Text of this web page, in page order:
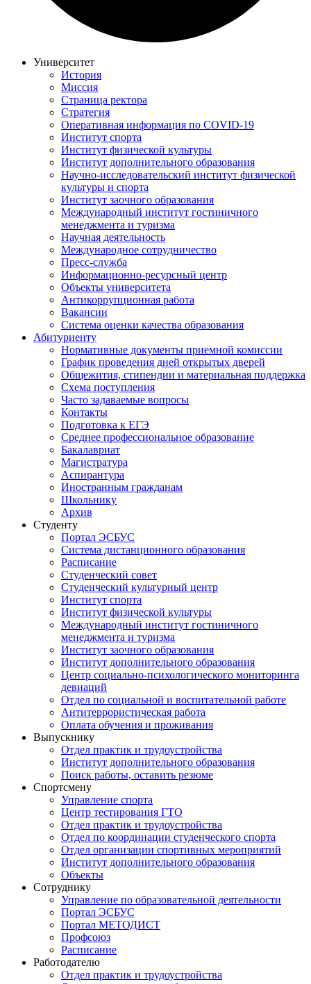
Университет
История
Миссия
Страница ректора
Стратегия
Оперативная информация по COVID-19
Институт спорта
Институт физической культуры
Институт дополнительного образования
Научно-исследовательский институт физической
культуры и спорта
Институт заочного образования
Международный институт гостиничного
менеджмента и туризма
Научная деятельность
Международное сотрудничество
Пресс-служба
Информационно-ресурсный центр
Объекты университета
Антикоррупционная работа
Вакансии
Система оценки качества образования
Абитуриенту
Нормативные документы приемной комиссии
График проведения дней открытых дверей
Общежития, стипендии и материальная поддержка
Схема поступления
Часто задаваемые вопросы
Контакты
Подготовка к ЕГЭ
Среднее профессиональное образование
Бакалавриат
Магистратура
Аспирантура
Иностранным гражданам
Школьнику
Архив
Студенту
Портал ЭСБУС
Система дистанционного образования
Расписание
Студенческий совет
Студенческий культурный центр
Институт спорта
Институт физической культуры
Международный институт гостиничного
менеджмента и туризма
Институт заочного образования
Институт дополнительного образования
Центр социально-психологического мониторинга
девиаций
Отдел по социальной и воспитательной работе
Антитеррористическая работа
Оплата обучения и проживания
Выпускнику
Отдел практик и трудоустройства
Институт дополнительного образования
Поиск работы, оставить резюме
Спортсмену
Управление спорта
Центр тестирования ГТО
Отдел практик и трудоустройства
Отдел по координации студенческого спорта
Отдел организации спортивных мероприятий
Институт дополнительного образования
Объекты
Сотруднику
Управление по образовательной деятельности
Портал ЭСБУС
Портал МЕТОДИСТ
Профсоюз
Расписание
Работодателю
Отдел практик и трудоустройства